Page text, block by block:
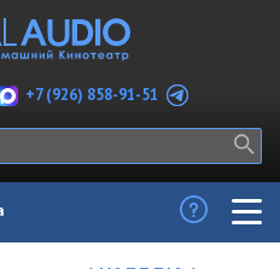
+7 (926) 858-91-51